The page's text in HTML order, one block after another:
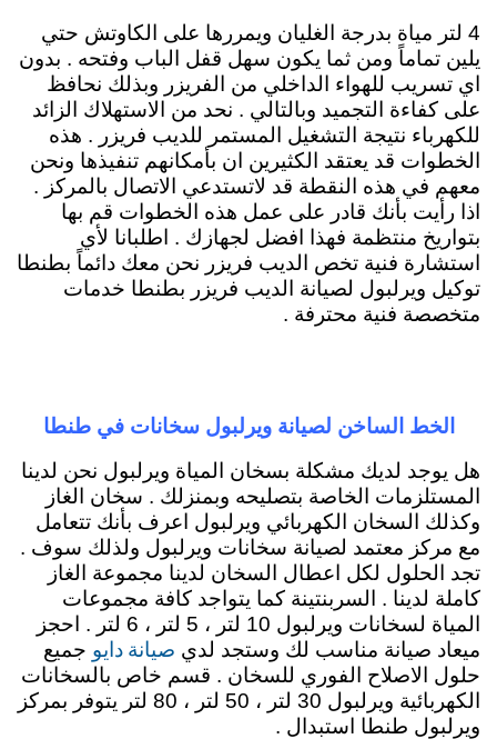
4 لتر مياة بدرجة الغليان ويمررها على الكاوتش حتي
يلين تماماً ومن ثما يكون سهل قفل الباب وفتحه . بدون
اي تسريب للهواء الداخلي من الفريزر وبذلك نحافظ
على كفاءة التجميد وبالتالي . نحد من الاستهلاك الزائد
للكهرباء نتيجة التشغيل المستمر للديب فريزر . هذه
الخطوات قد يعتقد الكثيرين ان بأمكانهم تنفيذها ونحن
معهم في هذه النقطة قد لاتستدعي الاتصال بالمركز .
اذا رأيت بأنك قادر على عمل هذه الخطوات قم بها
بتواريخ منتظمة فهذا افضل لجهازك . اطلبانا لأي
استشارة فنية تخص الديب فريزر نحن معك دائماً بطنطا
توكيل ويرلبول لصيانة الديب فريزر بطنطا خدمات
متخصصة فنية محترفة .
الخط الساخن لصيانة ويرلبول سخانات في طنطا
هل يوجد لديك مشكلة بسخان المياة ويرلبول نحن لدينا
المستلزمات الخاصة بتصليحه وبمنزلك . سخان الغاز
وكذلك السخان الكهربائي ويرلبول اعرف بأنك تتعامل
مع مركز معتمد لصيانة سخانات ويرلبول ولذلك سوف .
تجد الحلول لكل اعطال السخان لدينا مجموعة الغاز
كاملة لدينا . السربنتينة كما يتواجد كافة مجموعات
المياة لسخانات ويرلبول 10 لتر ، 5 لتر ، 6 لتر . احجز
ميعاد صيانة مناسب لك وستجد لدي صيانة دايو جميع
حلول الاصلاح الفوري للسخان . قسم خاص بالسخانات
الكهربائية ويرلبول 30 لتر ، 50 لتر ، 80 لتر يتوفر بمركز
ويرلبول طنطا استبدال .